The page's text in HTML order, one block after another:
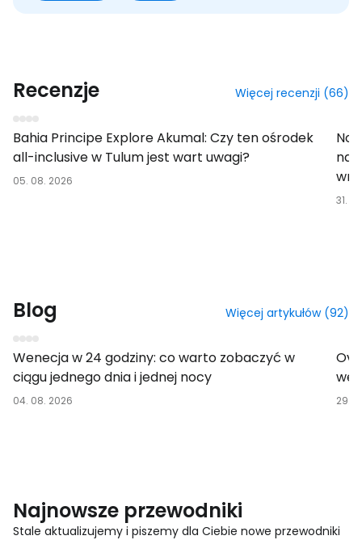
Recenzje Więcej recenzji (66)
Bahia Principe Explore Akumal: Czy ten ośrodek
all-inclusive w Tulum jest wart uwagi?
05. 08. 2026
na
31.
Blog Więcej artykułów (92)
Wenecja w 24 godziny: co warto zobaczyć w
ciągu jednego dnia i jednej nocy
04. 08. 2026 29.
Najnowsze przewodniki
Stale aktualizujemy i piszemy dla Ciebie nowe przewodniki